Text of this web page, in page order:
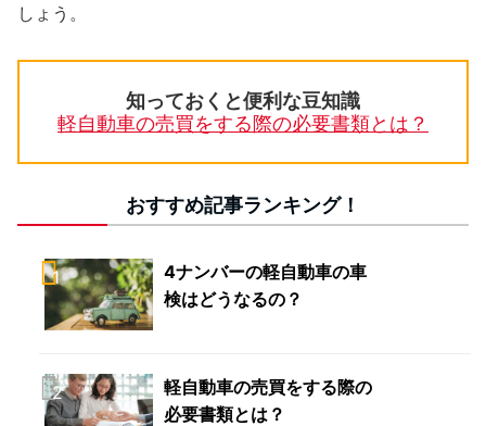
しょう。
知っておくと便利な豆知識
軽自動車の売買をする際の必要書類とは？
おすすめ記事ランキング！
4ナンバーの軽自動車の車
検はどうなるの？
軽自動車の売買をする際の
必要書類とは？